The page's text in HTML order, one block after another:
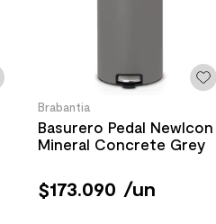
Brabantia
Basurero Pedal Newlcon
Mineral Concrete Grey
$173.090 /un